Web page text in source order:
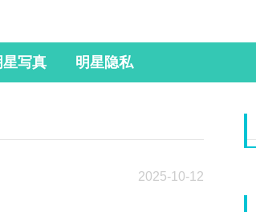
星写真 明星隐私
2025-10-12